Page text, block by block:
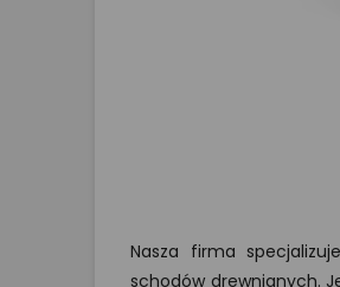
Nasza firma
schodów drewnianych.